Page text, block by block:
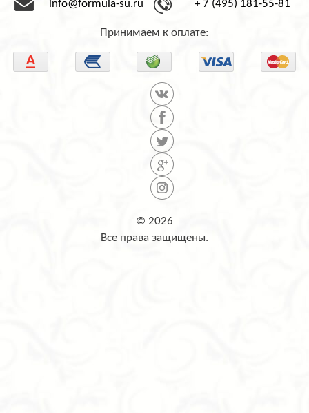
info@formula-su.ru + 7 (495) 181-55-81
Принимаем к оплате:
© 2026
Все права защищены.